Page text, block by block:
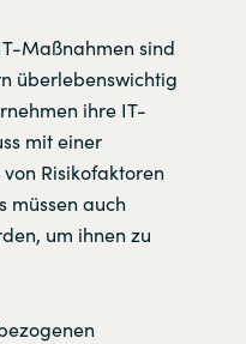
Maßnahmen sind
überlebenswichtig
ihre IT-
mit einer
Risikofaktoren
müssen auch
um ihnen zu